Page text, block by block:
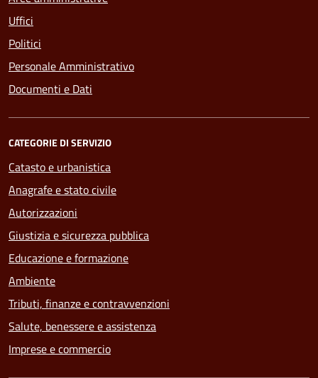
Uffici
Politici
Personale Amministrativo
Documenti e Dati
CATEGORIE DI SERVIZIO
Catasto e urbanistica
Anagrafe e stato civile
Autorizzazioni
Giustizia e sicurezza pubblica
Educazione e formazione
Ambiente
Tributi, finanze e contravvenzioni
Salute, benessere e assistenza
Imprese e commercio